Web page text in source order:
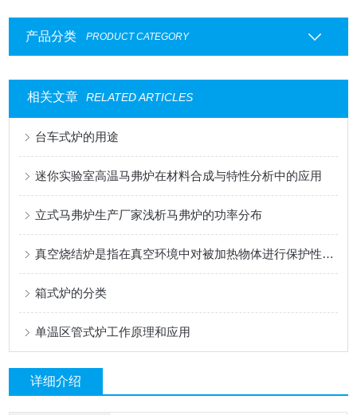
产品分类 PRODUCT CATEGORY
相关文章 RELATED ARTICLES
台车式炉的用途
迷你实验室高温马弗炉在材料合成与特性分析中的应用
立式马弗炉生产厂家浅析马弗炉的功率分布
真空烧结炉是指在真空环境中对被加热物体进行保护性烧结的炉
箱式炉的分类
单温区管式炉工作原理和应用
详细介绍